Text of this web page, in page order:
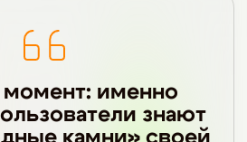
именно
знают
камни» своей